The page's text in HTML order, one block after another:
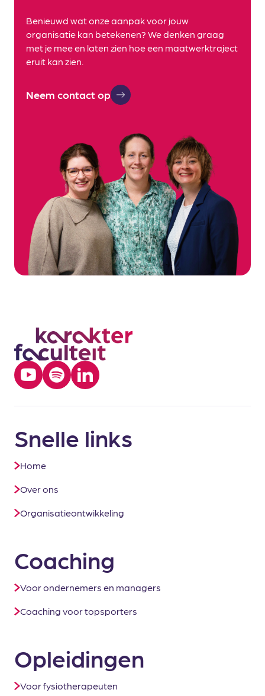
Benieuwd wat onze aanpak voor jouw
organisatie kan betekenen? We denken graag
met je mee en laten zien hoe een maatwerktraject
eruit kan zien.
Neem contact op
Snelle links
Home
Over ons
Organisatieontwikkeling
Coaching
Voor ondernemers en managers
Coaching voor topsporters
Opleidingen
Voor fysiotherapeuten